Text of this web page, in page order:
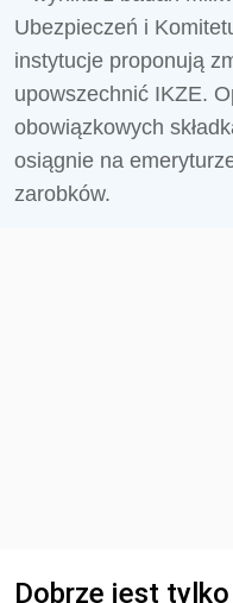
Ubezpieczeń i
instytucje proponują
upowszechnić IKZE.
obowiązkowych
osiągnie na
zarobków.
Dobrze jest